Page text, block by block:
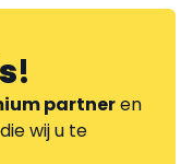
!
partneren
wij u te